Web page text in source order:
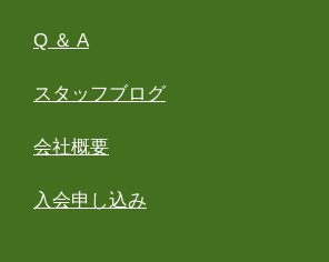
Q ＆ A
スタッフブログ
会社概要
入会申し込み